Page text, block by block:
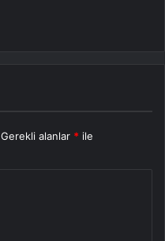
Gerekli alanlar * ile